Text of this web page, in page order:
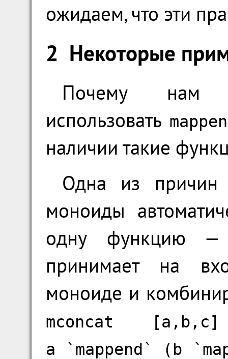
ожидаем, что эти
2 Некоторые
Почему нам
использовать
наличии такие
Одна из причин
моноиды
одну функцию
принимает на
моноиде и
mconcat [a , b , c]
a ` mappend ` ( b `